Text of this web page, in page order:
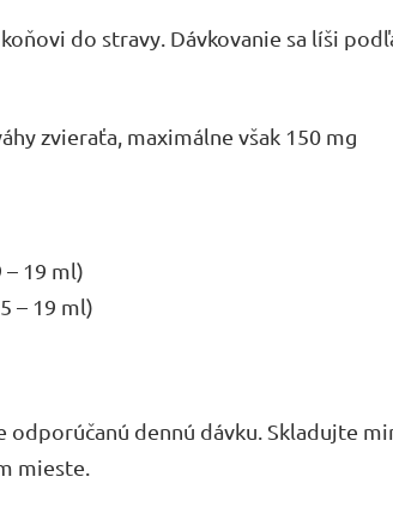
do stravy. Dávkovanie sa líši
zvieraťa, maximálne však 150 mg
– 19 ml)
– 19 ml)
dennú dávku. Skladujte
mieste.